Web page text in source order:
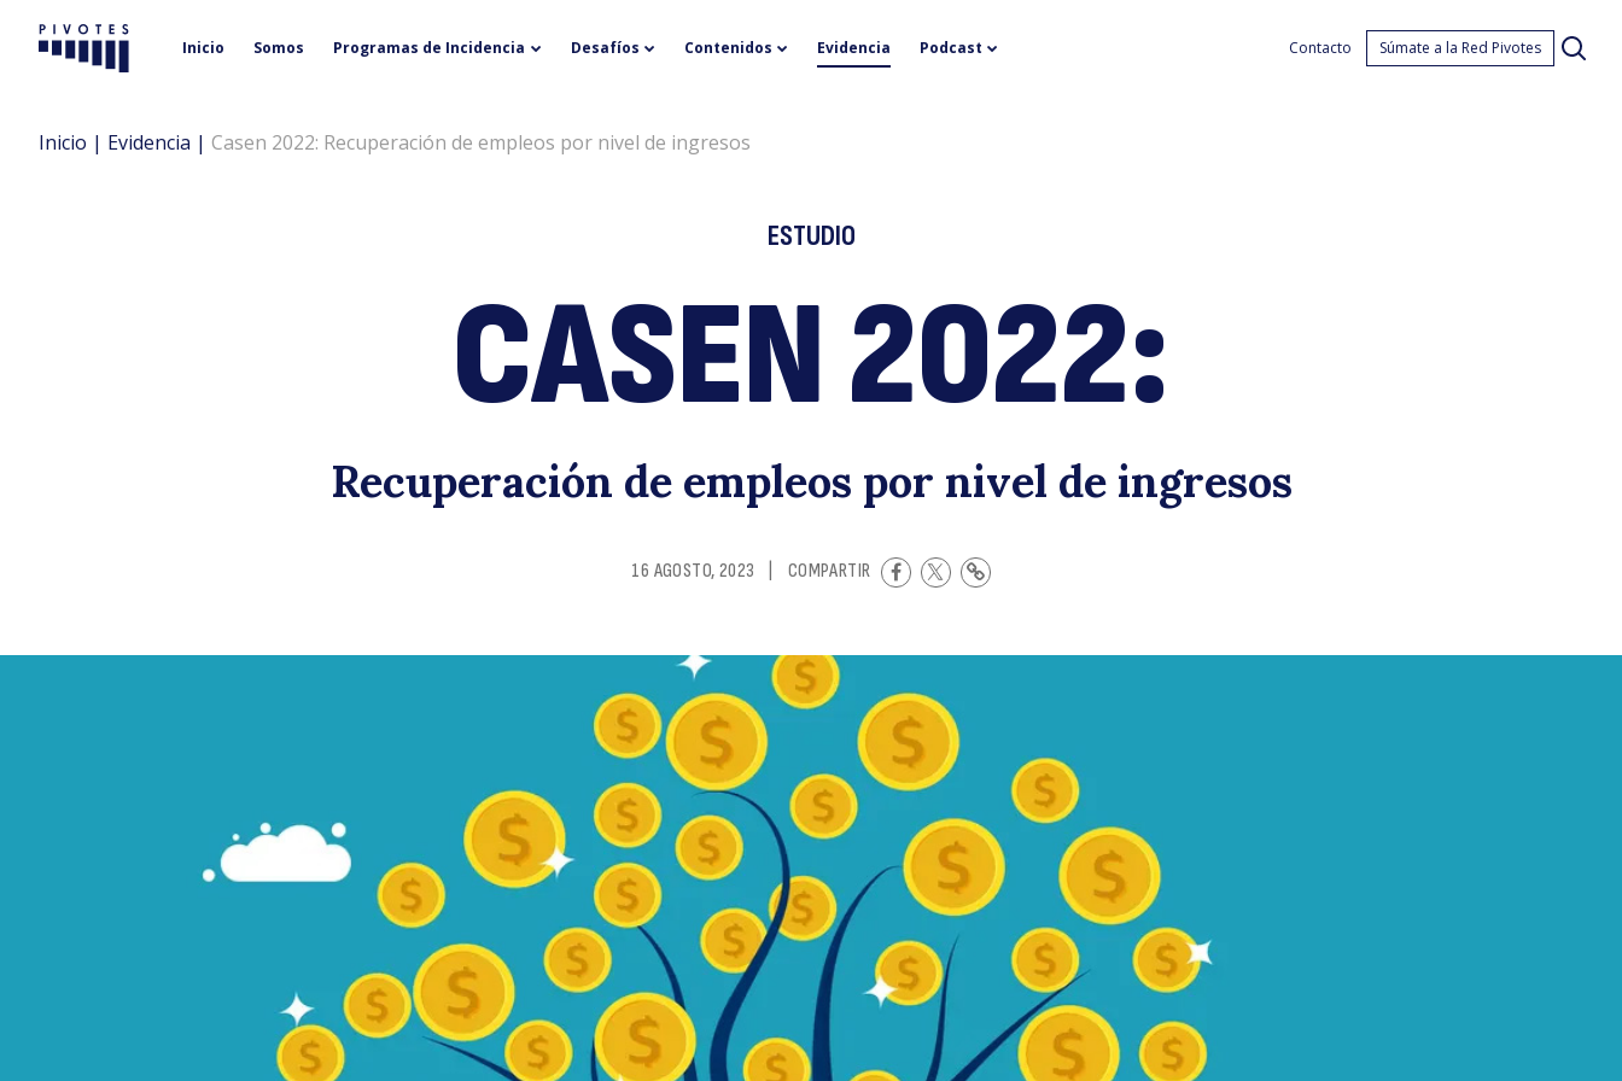
Casen
2022:
Pivotes Inicio Somos Programas de Incidencia Desafíos Contenidos Evidencia Podcast Contacto Súmate a la Red Pivotes
Inicio | Evidencia | Casen 2022: Recuperación de empleos por nivel de ingresos
ESTUDIO
CASEN 2022:
Recuperación de empleos por nivel de ingresos
16 AGOSTO, 2023 COMPARTIR